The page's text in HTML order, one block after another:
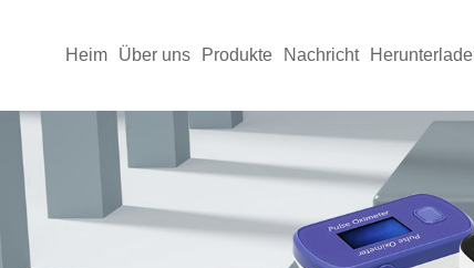
Heim Über uns Produkte Nachricht